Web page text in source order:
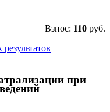
Взнос: 110 руб.
при